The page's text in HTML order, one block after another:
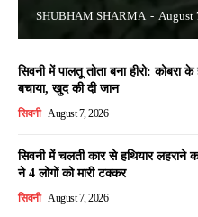
SHUBHAM SHARMA - August
सिवनी में पालतू तोता बना हीरो:
बचाया, खुद की दी जान
सिवनी August 7, 2026
सिवनी में चलती कार से हथियार लहराने
ने 4 लोगों को मारी टक्कर
सिवनी August 7, 2026